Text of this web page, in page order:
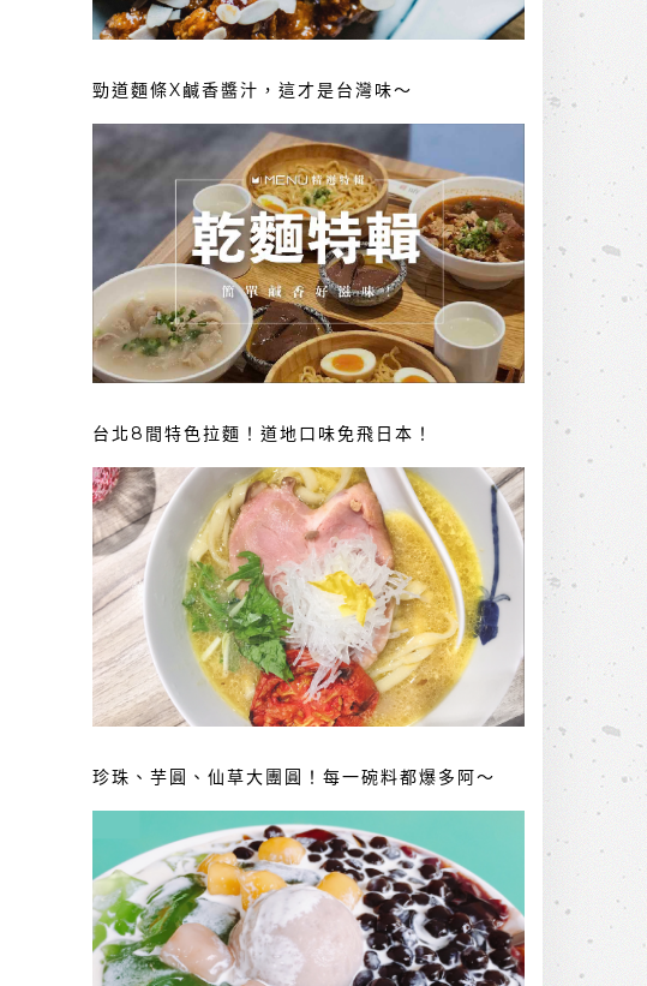
勁道麵條X鹹香醬汁，這才是台灣味～
台北8間特色拉麵！道地口味免飛日本！
珍珠、芋圓、仙草大團圓！每一碗料都爆多阿～